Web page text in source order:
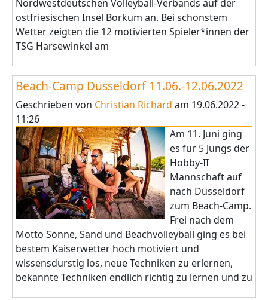
Nordwestdeutschen Volleyball-Verbands auf der
ostfriesischen Insel Borkum an. Bei schönstem
Wetter zeigten die 12 motivierten Spieler*innen der
TSG Harsewinkel am
Beach-Camp Düsseldorf 11.06.-12.06.2022
Geschrieben von Christian Richard am 19.06.2022 -
11:26
Am 11. Juni ging
es für 5 Jungs der
Hobby-II
Mannschaft auf
nach Düsseldorf
zum Beach-Camp.
Frei nach dem
Motto Sonne, Sand und Beachvolleyball ging es bei
bestem Kaiserwetter hoch motiviert und
wissensdurstig los, neue Techniken zu erlernen,
bekannte Techniken endlich richtig zu lernen und zu